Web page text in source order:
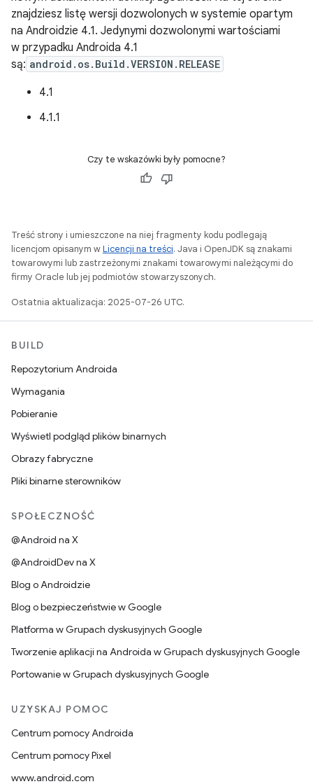
znajdziesz listę wersji dozwolonych w systemie opartym
na Androidzie 4.1. Jedynymi dozwolonymi wartościami
w przypadku Androida 4.1
są: android.os.Build.VERSION.RELEASE
4.1
4.1.1
Czy te wskazówki były pomocne?
Treść strony i umieszczone na niej fragmenty kodu podlegają
licencjom opisanym wLicencji na treści. Java i OpenJDK są znakami
towarowymi lub zastrzeżonymi znakami towarowymi należącymi do
firmy Oracle lub jej podmiotów stowarzyszonych.
Ostatnia aktualizacja: 2025-07-26 UTC.
BUILD
Repozytorium Androida
Wymagania
Pobieranie
Wyświetl podgląd plików binarnych
Obrazy fabryczne
Pliki binarne sterowników
SPOŁECZNOŚĆ
@Android na X
@AndroidDev na X
Blog o Androidzie
Blog o bezpieczeństwie w Google
Platforma w Grupach dyskusyjnych Google
Tworzenie aplikacji na Androida w Grupach dyskusyjnych Google
Portowanie w Grupach dyskusyjnych Google
UZYSKAJ POMOC
Centrum pomocy Androida
Centrum pomocy Pixel
www.android.com